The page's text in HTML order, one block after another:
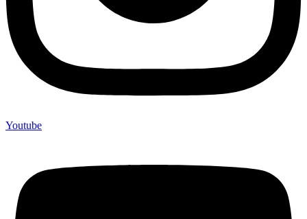
Youtube